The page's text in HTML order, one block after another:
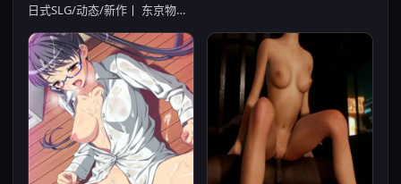
日式SLG/动态/新作丨 东京物语：制服的诱惑 東京物語制服の誘惑 机翻版 【20250115】